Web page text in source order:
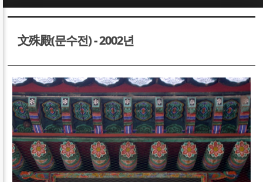
文殊殿(문수전) - 2002년
Sketchbook5, 스케치북5
Sketchbook5, 스케치북5
Sketchbook5, 스케치북5
Sketchbook5, 스케치북5